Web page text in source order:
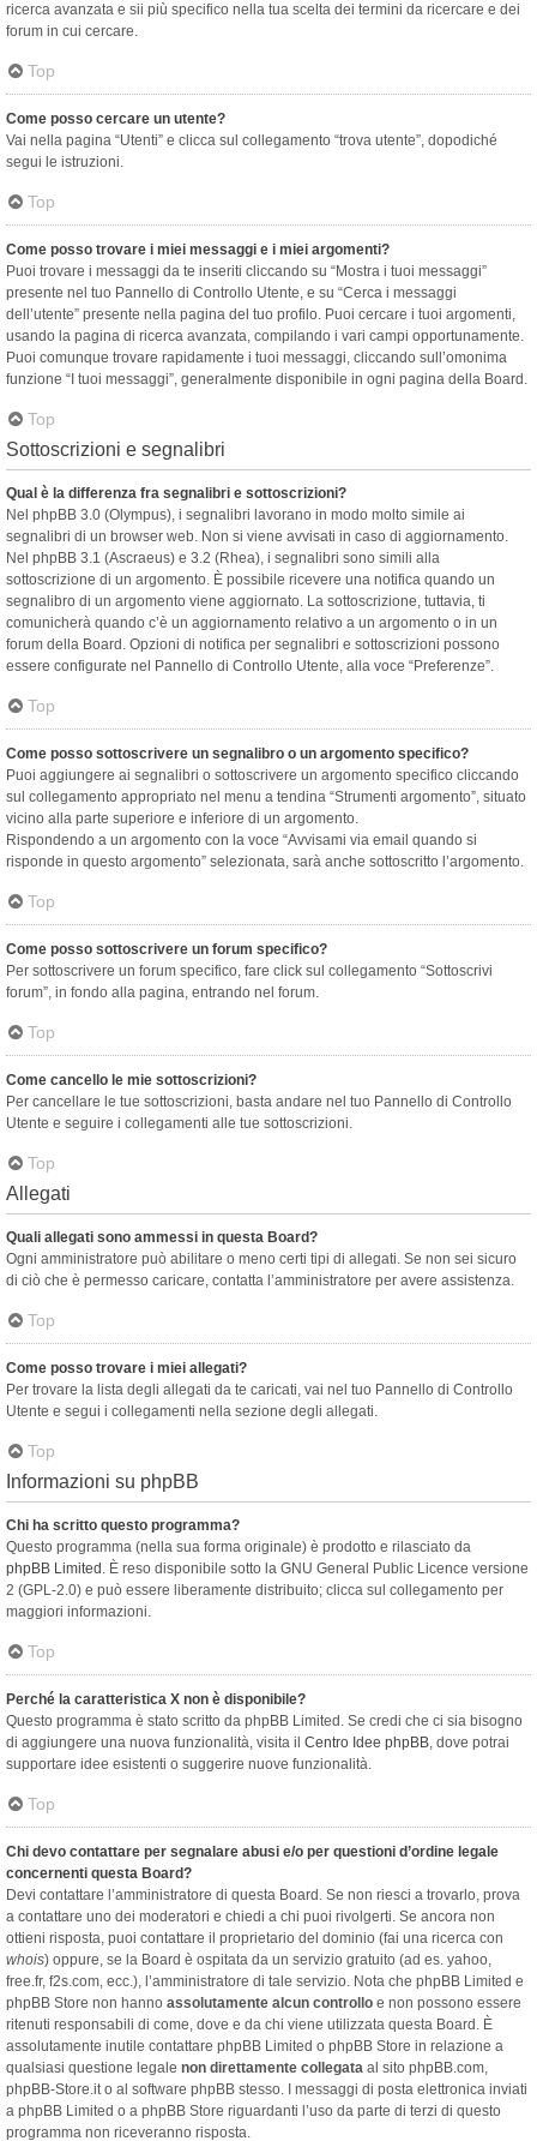
ricerca avanzata e sii più specifico nella tua scelta dei termini da ricercare e dei
forum in cui cercare.
Top
Come posso cercare un utente?
Vai nella pagina “Utenti” e clicca sul collegamento “trova utente”, dopodiché
segui le istruzioni.
Top
Come posso trovare i miei messaggi e i miei argomenti?
Puoi trovare i messaggi da te inseriti cliccando su “Mostra i tuoi messaggi”
presente nel tuo Pannello di Controllo Utente, e su “Cerca i messaggi
dell’utente” presente nella pagina del tuo profilo. Puoi cercare i tuoi argomenti,
usando la pagina di ricerca avanzata, compilando i vari campi opportunamente.
Puoi comunque trovare rapidamente i tuoi messaggi, cliccando sull’omonima
funzione “I tuoi messaggi”, generalmente disponibile in ogni pagina della Board.
Top
Sottoscrizioni e segnalibri
Qual è la differenza fra segnalibri e sottoscrizioni?
Nel phpBB 3.0 (Olympus), i segnalibri lavorano in modo molto simile ai
segnalibri di un browser web. Non si viene avvisati in caso di aggiornamento.
Nel phpBB 3.1 (Ascraeus) e 3.2 (Rhea), i segnalibri sono simili alla
sottoscrizione di un argomento. È possibile ricevere una notifica quando un
segnalibro di un argomento viene aggiornato. La sottoscrizione, tuttavia, ti
comunicherà quando c’è un aggiornamento relativo a un argomento o in un
forum della Board. Opzioni di notifica per segnalibri e sottoscrizioni possono
essere configurate nel Pannello di Controllo Utente, alla voce “Preferenze”.
Top
Come posso sottoscrivere un segnalibro o un argomento specifico?
Puoi aggiungere ai segnalibri o sottoscrivere un argomento specifico cliccando
sul collegamento appropriato nel menu a tendina “Strumenti argomento”, situato
vicino alla parte superiore e inferiore di un argomento.
Rispondendo a un argomento con la voce “Avvisami via email quando si
risponde in questo argomento” selezionata, sarà anche sottoscritto l’argomento.
Top
Come posso sottoscrivere un forum specifico?
Per sottoscrivere un forum specifico, fare click sul collegamento “Sottoscrivi
forum”, in fondo alla pagina, entrando nel forum.
Top
Come cancello le mie sottoscrizioni?
Per cancellare le tue sottoscrizioni, basta andare nel tuo Pannello di Controllo
Utente e seguire i collegamenti alle tue sottoscrizioni.
Top
Allegati
Quali allegati sono ammessi in questa Board?
Ogni amministratore può abilitare o meno certi tipi di allegati. Se non sei sicuro
di ciò che è permesso caricare, contatta l’amministratore per avere assistenza.
Top
Come posso trovare i miei allegati?
Per trovare la lista degli allegati da te caricati, vai nel tuo Pannello di Controllo
Utente e segui i collegamenti nella sezione degli allegati.
Top
Informazioni su phpBB
Chi ha scritto questo programma?
Questo programma (nella sua forma originale) è prodotto e rilasciato da
phpBB Limited . È reso disponibile sotto la GNU General Public Licence versione
2 (GPL-2.0) e può essere liberamente distribuito; clicca sul collegamento per
maggiori informazioni.
Top
Perché la caratteristica X non è disponibile?
Questo programma è stato scritto da phpBB Limited. Se credi che ci sia bisogno
di aggiungere una nuova funzionalità, visita il Centro Idee phpBB, dove potrai
supportare idee esistenti o suggerire nuove funzionalità.
Top
Chi devo contattare per segnalare abusi e/o per questioni d’ordine legale
concernenti questa Board?
Devi contattare l’amministratore di questa Board. Se non riesci a trovarlo, prova
a contattare uno dei moderatori e chiedi a chi puoi rivolgerti. Se ancora non
ottieni risposta, puoi contattare il proprietario del dominio (fai una ricerca con
whois) oppure, se la Board è ospitata da un servizio gratuito (ad es. yahoo,
free.fr, f2s.com, ecc.), l’amministratore di tale servizio. Nota che phpBB Limited e
phpBB Store non hanno assolutamente alcun controllo e non possono essere
ritenuti responsabili di come, dove e da chi viene utilizzata questa Board. È
assolutamente inutile contattare phpBB Limited o phpBB Store in relazione a
qualsiasi questione legale non direttamente collegata al sito phpBB.com,
phpBB-Store.it o al software phpBB stesso. I messaggi di posta elettronica inviati
a phpBB Limited o a phpBB Store riguardanti l’uso da parte di terzi di questo
programma non riceveranno risposta.